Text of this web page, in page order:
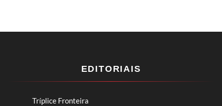
EDITORIAIS
Tríplice Fronteira